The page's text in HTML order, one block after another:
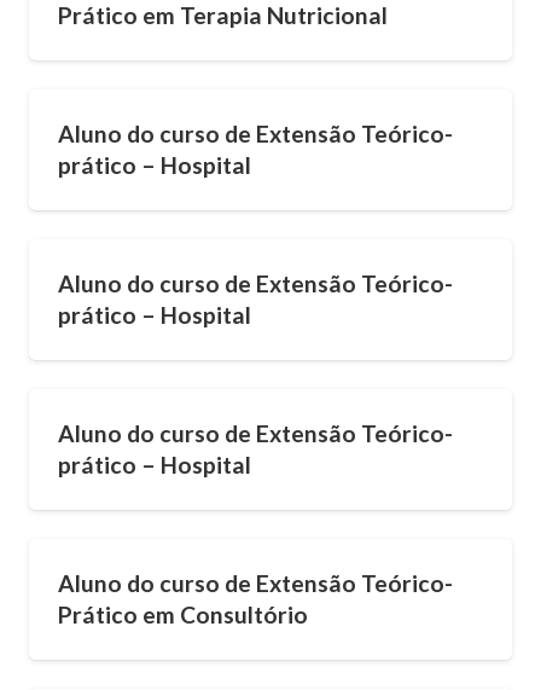
Prático em Terapia Nutricional
Aluno do curso de Extensão Teórico-
prático – Hospital
Aluno do curso de Extensão Teórico-
prático – Hospital
Aluno do curso de Extensão Teórico-
prático – Hospital
Aluno do curso de Extensão Teórico-
Prático em Consultório